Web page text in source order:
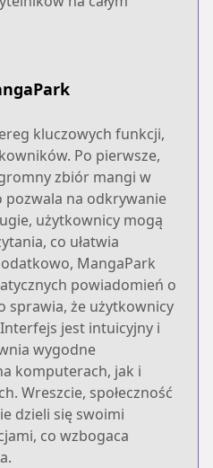
kluczowych funkcji,
Po pierwsze,
zbiór mangi w
pozwala na odkrywanie
użytkownicy mogą
co ułatwia
MangaPark
powiadomień o
sprawia, że użytkownicy
jest intuicyjny i
wygodne
komputerach, jak i
Wreszcie, społeczność
dzieli się swoimi
co wzbogaca